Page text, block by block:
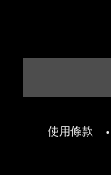
使用條款